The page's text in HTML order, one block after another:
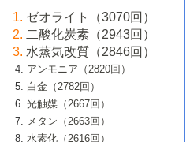
大学：オンライン・対面開催）
6号 メタン転換技術の最新動向
B号 第125回触媒討論会（2020年・工学
院大学）
5号 固体触媒による含窒素有機化合物変
換の最前線
6号 貴金属使用量低減に向けた自動車排
ガス浄化触媒の開発
B号 第123回触媒討論会（2019年・大阪
B号 第121回触媒討論会（2018年・東京
大学）
5号 水素のふるまいを解き明かす最先端
研究
6号 低級アルカンの有効利用のための触
媒技術
B号 第119回触媒討論会（2017年・首都
大学東京）
媒技術
3号 触媒研究の最先端～とびたて若き研究
者たち～（1）
4号 触媒研究の最先端～とびたて若き研究
者たち～（2）
5号 触媒研究の最先端～とびたて若き研究
者たち～（3）
2号 石油精製用触媒の最近の進展
3号 固体酸化物形燃料電池（SOFC）におけ
るアノード触媒上での燃料直接改質技術
4号 コアシェル構造の制御による触媒機能
5号 工業触媒およびその周辺技術の最近の
進歩
2号 光触媒反応機構に関する最新の研究動
向
開発動向
4号 人工光合成に向けた近年のアプローチ
5号 未利用熱エネルギーの有効活用に貢献
1号 高耐久性燃料電池システム用触媒にお
ける新展開
2号 リビングラジカル重合の最近の動向
3号 天然ガスの化学工業的展開に関する触
媒技術
4号 貴金属触媒の精密構造制御とその活用
▼54巻（2012年）
1号 規則性多孔体の利用技術における最近
の進歩
2号 第109回触媒討論会
3号 貴金属低減技術の最新動向
4号 貴金属代替技術の最新動向
▼53巻（2011年）
1号 金属学から見る合金触媒の新展開
2号 第107回触媒討論会
3号 触媒のその場観察法の進歩（１）
4号 触媒のその場観察法の進歩（２）
▼52巻（2010年）
1号 触媒の劣化対策と長寿命触媒開発
2号 第105回触媒討論会
3号 ナノ構造が拓く新機能
1号 炭素材料－熱い注目を集める材料－
▼50巻（2008年）
ゼオライト（3070回）
二酸化炭素（2943回）
水蒸気改質（2846回）
アンモニア（2820回）
白金（2782回）
光触媒（2667回）
メタン（2663回）
水素化（2616回）